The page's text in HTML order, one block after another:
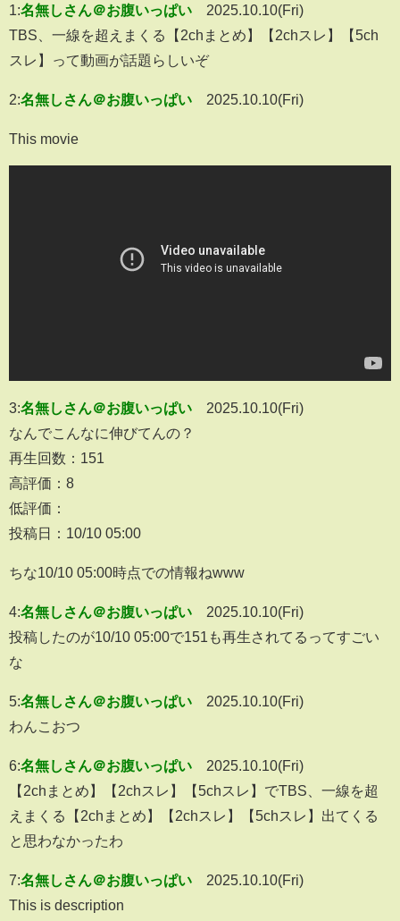
1:名無しさん＠お腹いっぱい
2025.10.10(Fri)
TBS、一線を超えまくる【2chまとめ】【2chスレ】【5ch
スレ】って動画が話題らしいぞ
2:名無しさん＠お腹いっぱい 2025.10.10(Fri)
This movie
3:名無しさん＠お腹いっぱい
2025.10.10(Fri)
なんでこんなに伸びてんの？
再生回数：151
高評価：8
低評価：
投稿日：10/10 05:00
ちな10/10 05:00時点での情報ねwww
4:名無しさん＠お腹いっぱい
2025.10.10(Fri)
投稿したのが10/10 05:00で151も再生されてるってすごい
な
5:名無しさん＠お腹いっぱい
2025.10.10(Fri)
わんこおつ
6:名無しさん＠お腹いっぱい
2025.10.10(Fri)
【2chまとめ】【2chスレ】【5chスレ】でTBS、一線を超
えまくる【2chまとめ】【2chスレ】【5chスレ】出てくる
と思わなかったわ
7:名無しさん＠お腹いっぱい
2025.10.10(Fri)
This is description